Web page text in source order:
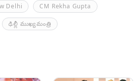
Delhi CM Rekha Gupta
ఢిల్లీ ముఖ్యమంత్రి